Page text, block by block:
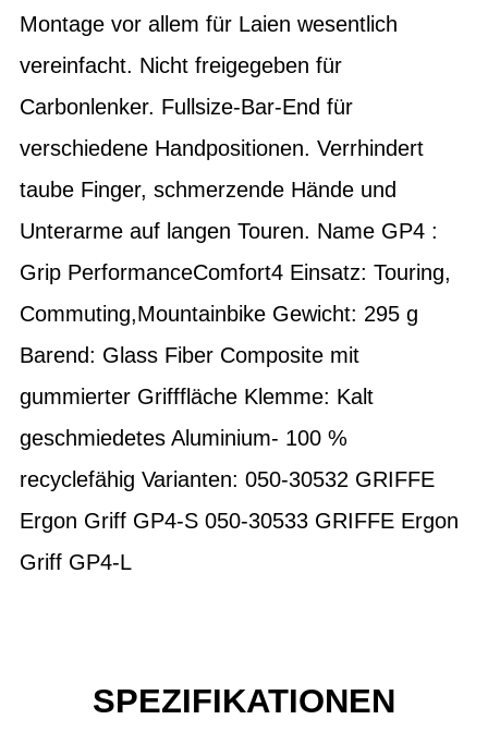
Montage vor allem für Laien wesentlich
vereinfacht. Nicht freigegeben für
Carbonlenker. Fullsize-Bar-End für
verschiedene Handpositionen. Verrhindert
taube Finger, schmerzende Hände und
Unterarme auf langen Touren. Name GP4 :
Grip PerformanceComfort4 Einsatz: Touring,
Commuting,Mountainbike Gewicht: 295 g
Barend: Glass Fiber Composite mit
gummierter Grifffläche Klemme: Kalt
geschmiedetes Aluminium- 100 %
recyclefähig Varianten: 050-30532 GRIFFE
Ergon Griff GP4-S 050-30533 GRIFFE Ergon
Griff GP4-L
SPEZIFIKATIONEN